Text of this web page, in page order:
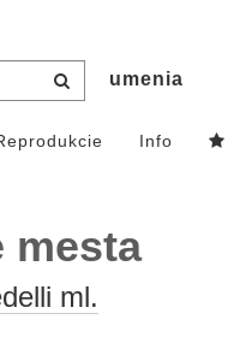
umenia
Info
mesta
ml.